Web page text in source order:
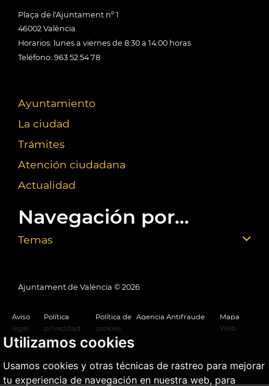
Utilizamos cookies
Usamos cookies y otras técnicas de rastreo para mejorar
tu experiencia de navegación en nuestra web, para
Plaça de l'Ajuntament nº 1
46002 València
Horarios: lunes a viernes de 8:30 a 14:00 horas
Teléfono: 963 52 54 78
Ayuntamiento
La ciudad
Trámites
Atención ciudadana
Actualidad
Navegación por...
Temas
Ajuntament de València © 2026
Aviso
legal
Política
privacidad
Política de
cookies
Agencia Antifraude
Mapa
Web